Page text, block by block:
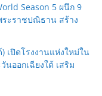
Season 5 ผนึก 9
ระราชปณิธาน สร้าง
เปิดโรงงานแห่งใหม่ใน
ออกเฉียงใต้ เสริม